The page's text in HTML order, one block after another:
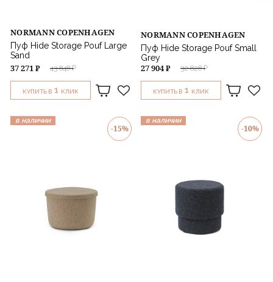
NORMANN COPENHAGEN
Пуф Hide Storage Pouf Large
Sand
43 848 ₽
37 271 ₽
КУПИТЬ В 1 КЛИК
NORMANN COPENHAGEN
Пуф Hide Storage Pouf Small
Grey
32 828 ₽
27 904 ₽
КУПИТЬ В 1 КЛИК
в наличии
-15%
в наличии
-10%